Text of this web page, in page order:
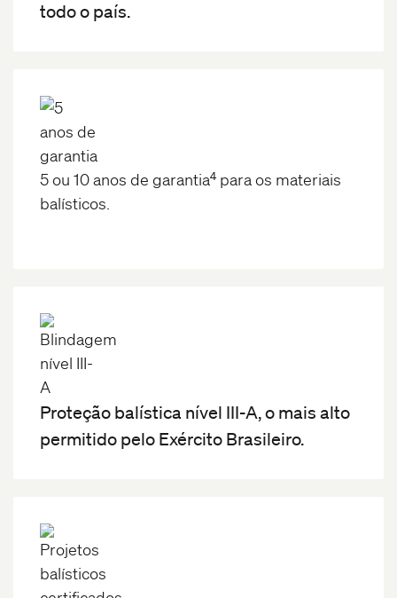
todo o país.
5 ou 10 anos de garantia4 para os materiais
balísticos.
Proteção balística nível III-A, o mais alto
permitido pelo Exército Brasileiro.